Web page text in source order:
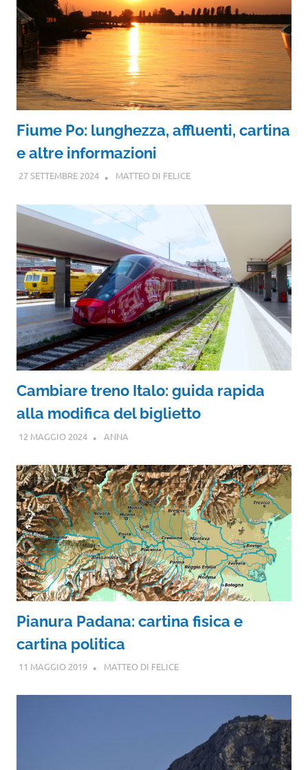
Fiume Po: lunghezza, affluenti, cartina
e altre informazioni
27 SETTEMBRE 2024 MATTEO DI FELICE
Cambiare treno Italo: guida rapida
alla modifica del biglietto
12 MAGGIO 2024 ANNA
Pianura Padana: cartina fisica e
cartina politica
11 MAGGIO 2019 MATTEO DI FELICE